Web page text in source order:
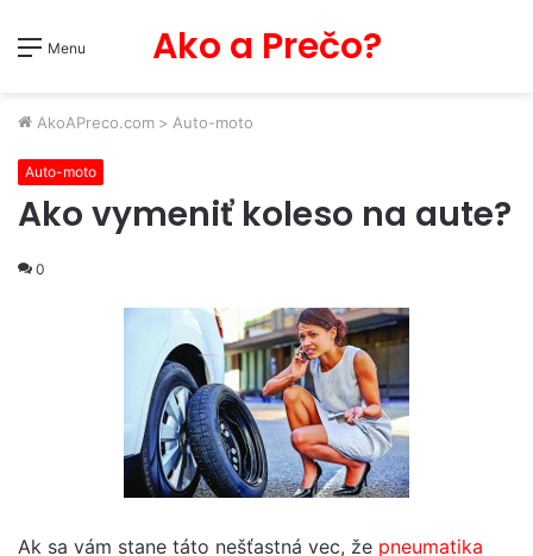
Menu Ako a Prečo?
AkoAPreco.com > Auto-moto
Auto-moto
Ako vymeniť koleso na aute?
0
Ak sa vám stane táto nešťastná vec, ​​že pneumatika